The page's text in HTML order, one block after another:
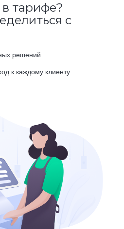
тарифе?
с
решений
к каждому клиенту